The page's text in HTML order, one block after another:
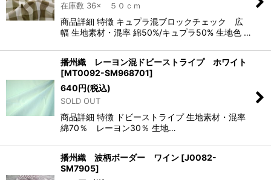
在庫数 36× ５０ｃｍ
商品詳細 特徴 キュプラ混ブロックチェック 広
幅 生地素材・混率 綿50%/キュプラ50% 生地色 …
播州織 レーヨン混ドビーストライプ ホワイト
[MT0092-SM968701]
640円(税込)
SOLD OUT
商品詳細 特徴 ドビーストライプ 生地素材・混率
綿70％ レーヨン30％ 生地…
播州織 波柄ボーダー ワイン [J0082-
SM7905]